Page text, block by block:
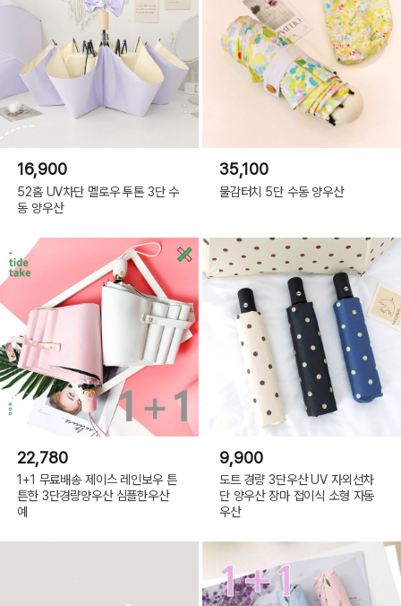
16,900
52홈 UV차단 멜로우 투톤 3단 수
동 양우산
35,100
물감터치 5단 수동 양우산
22,780
1+1 무료배송 제이스 레인보우 튼
튼한 3단경량양우산 심플한우산
예
9,900
도트 경량 3단우산 UV 자외선차
단 양우산 장마 접이식 소형 자동
우산